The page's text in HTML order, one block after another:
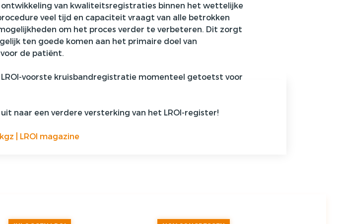
ontwikkeling van kwaliteitsregistraties binnen het wettelijke
veel tijd en capaciteit vraagt van alle betrokken
om het proces verder te verbeteren. Dit zorgt
ten goede komen aan het primaire doel van
de patiënt.
LROI-voorste kruisbandregistratie momenteel getoetst voor
naar een verdere versterking van het LROI-register!
| LROI magazine